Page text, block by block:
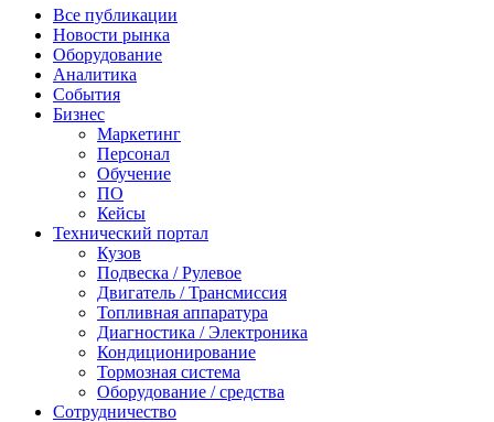
Все публикации
Новости рынка
Оборудование
Аналитика
События
Бизнес
Маркетинг
Персонал
Обучение
ПО
Кейсы
Технический портал
Кузов
Подвеска / Рулевое
Двигатель / Трансмиссия
Топливная аппаратура
Диагностика / Электроника
Кондиционирование
Тормозная система
Оборудование / средства
Сотрудничество